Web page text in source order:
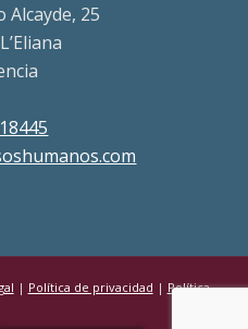
Alcayde, 25
| Política de privacidad | Política